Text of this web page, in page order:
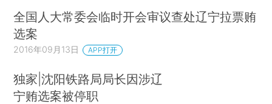
全国人大常委会临时开会审议查处辽宁拉票贿
选案
2016年09月13日 APP打开
独家|沈阳铁路局局长因涉辽
宁贿选案被停职